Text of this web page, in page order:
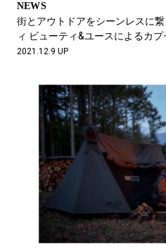
NEWS
街とアウトドアをシーンレスに
ィ ビューティ&ユースによるカプ
2021.12.9 UP